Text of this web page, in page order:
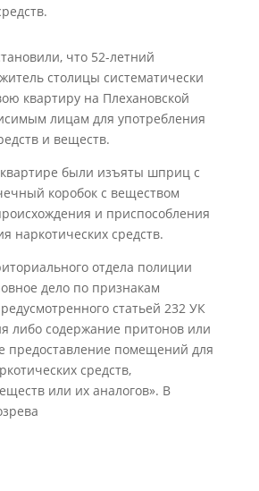
что 52-летний
столицы систематически
квартиру на Плехановской
лицам для употребления
и веществ.
были изъяты шприц с
коробок с веществом
и приспособления
наркотических средств.
отдела полиции
дело по признакам
статьей 232 УК
либо содержание притонов или
предоставление помещений для
средств,
или их аналогов». В